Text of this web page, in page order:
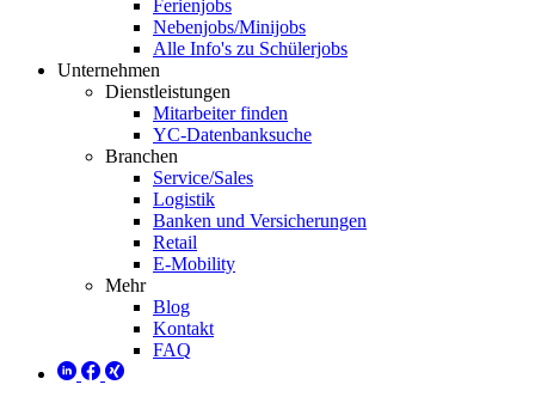
Ferienjobs
Nebenjobs/Minijobs
Alle Info's zu Schülerjobs
Unternehmen
Dienstleistungen
Mitarbeiter finden
YC-Datenbanksuche
Branchen
Service/Sales
Logistik
Banken und Versicherungen
Retail
E-Mobility
Mehr
Blog
Kontakt
FAQ